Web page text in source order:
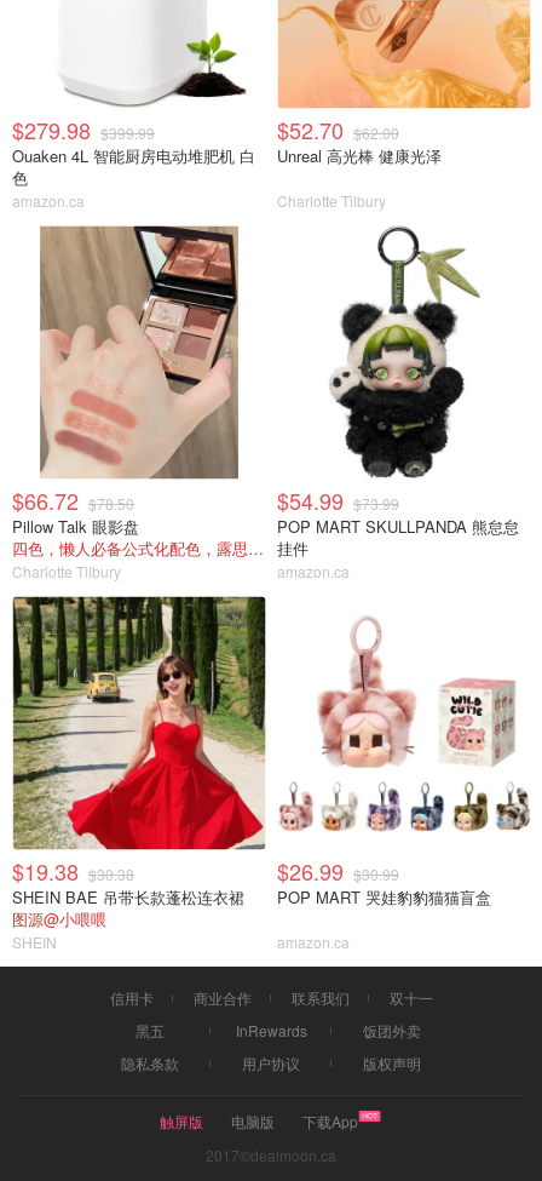
$279.98 $399.99
Ouaken 4L 智能厨房电动堆肥机 白
色
amazon.ca
$52.70 $62.00
Unreal 高光棒 健康光泽
Charlotte Tilbury
$66.72 $78.50
Pillow Talk 眼影盘
四色，懒人必备公式化配色，露思超爱！
Charlotte Tilbury
$54.99 $73.99
POP MART SKULLPANDA 熊怠怠
挂件
amazon.ca
$19.38 $30.38
SHEIN BAE 吊带长款蓬松连衣裙
图源@小喂喂
SHEIN
$26.99 $30.99
POP MART 哭娃豹豹猫猫盲盒
amazon.ca
信用卡 商业合作 联系我们
双十一
黑五
InRewards
饭团外卖
隐私条款
用户协议 版权声明
触屏版 电脑版
下载App
2017©dealmoon.ca